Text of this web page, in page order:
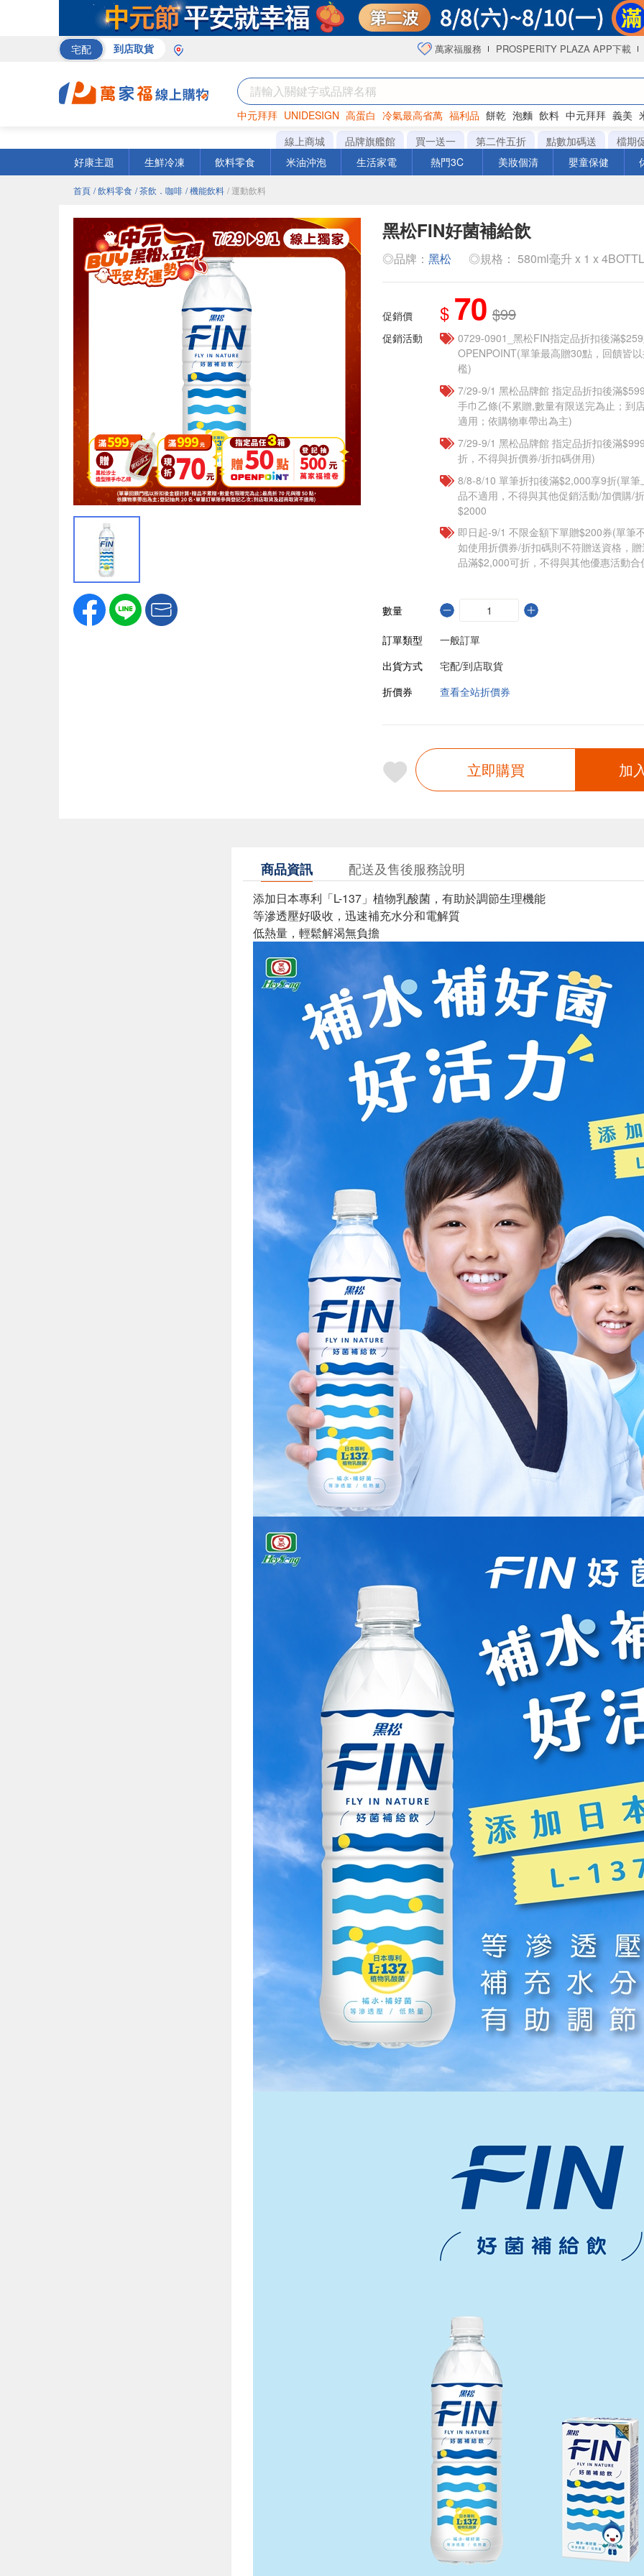
宅配 到店取貨 萬家福服務 PROSPERITY PLAZA APP下載
中元拜拜 UNIDESIGN 高蛋白 冷氣最高省萬 福利品 餅乾 泡麵 飲料 中元拜拜 義美
罐頭 咖啡 海苔
線上商城 品牌旗艦館 買一送一 第二件五折 點數加碼送
檔期
好康主題
生鮮冷凍 飲料零食 米油沖泡 生活家電 熱門3C 美妝個清 嬰童保健
首頁 / 飲料零食 / 茶飲．咖啡 / 機能飲料 / 運動飲料
黑松FIN好菌補給飲
◎品牌： 黑松 ◎規格： 580ml毫升 x 1 x
促銷價 $ 70 $99
促銷活動
0729-0901_黑松FIN指定品折扣後滿
OPENPOINT(單筆最高贈30點，回饋皆
檻)
7/29-9/1 黑松品牌館 指定品折扣後滿
手巾乙條(不累贈,數量有限送完為止；到
適用；依購物車帶出為主)
7/29-9/1 黑松品牌館 指定品折扣後滿
折，不得與折價券/折扣碼併用)
8/8-8/10 單筆折扣後滿$2,000享9折(單
品不適用，不得與其他促銷活動/加價購/
$2000
即日起-9/1 不限金額下單贈$200券(單筆
如使用折價券/折扣碼則不符贈送資格，
品滿$2,000可折，不得與其他優惠活動合
數量
訂單類型
一般訂單
出貨方式
宅配/到店取貨
折價券
查看全站折價券
立即購買 加
商品資訊 配送及售後服務說明
添加日本專利「L-137」植物乳酸菌，有助於調節生理機能
等滲透壓好吸收，迅速補充水分和電解質
低熱量，輕鬆解渴無負擔